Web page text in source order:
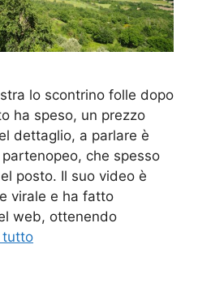
lo scontrino folle dopo
ha speso, un prezzo
dettaglio, a parlare è
che spesso
posto. Il suo video è
virale e ha fatto
web, ottenendo
tutto